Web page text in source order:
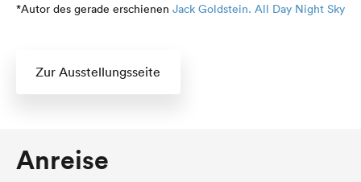
*Autor des gerade erschienen Jack Goldstein. All Day Night Sky
Zur Ausstellungsseite
Anreise